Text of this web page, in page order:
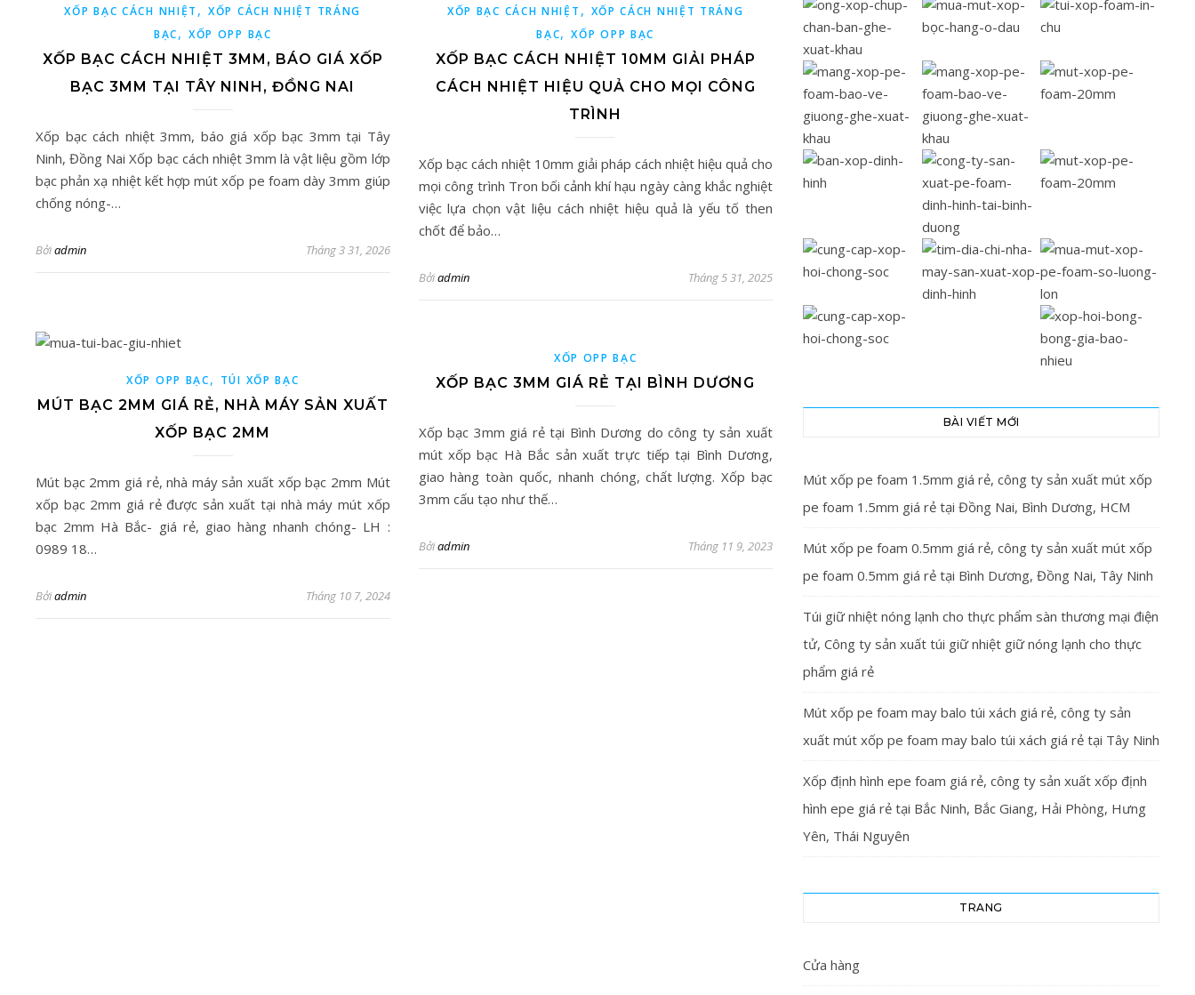
XỐP BẠC CÁCH NHIỆT ,XỐP CÁCH NHIỆT TRÁNG
BẠC, XỐP OPP BẠC
XỐP BẠC CÁCH NHIỆT 3MM, BÁO GIÁ XỐP
BẠC 3MM TẠI TÂY NINH, ĐỒNG NAI
Xốp bạc cách nhiệt 3mm, báo giá xốp bạc 3mm tại Tây
Ninh, Đồng Nai Xốp bạc cách nhiệt 3mm là vật liệu gồm lớp
bạc phản xạ nhiệt kết hợp mút xốp pe foam dày 3mm giúp
chống nóng-…
Bởiadmin Tháng 3 31, 2026
XỐP BẠC CÁCH NHIỆT , XỐP CÁCH NHIỆT TRÁNG
BẠC,XỐP OPP BẠC
XỐP BẠC CÁCH NHIỆT 10MM GIẢI PHÁP
CÁCH NHIỆT HIỆU QUẢ CHO MỌI CÔNG
TRÌNH
Xốp bạc cách nhiệt 10mm giải pháp cách nhiệt hiệu quả cho
mọi công trình Tron bối cảnh khí hạu ngày càng khắc nghiệt
việc lựa chọn vật liệu cách nhiệt hiệu quả là yếu tố then
chốt để bảo…
Bởiadmin Tháng 5 31, 2025
XỐP OPP BẠC, TÚI XỐP BẠC
MÚT BẠC 2MM GIÁ RẺ, NHÀ MÁY SẢN XUẤT
XỐP BẠC 2MM
Mút bạc 2mm giá rẻ, nhà máy sản xuất xốp bạc 2mm Mút
xốp bạc 2mm giá rẻ được sản xuất tại nhà máy mút xốp
bạc 2mm Hà Bắc- giá rẻ, giao hàng nhanh chóng- LH :
0989 18…
Bởiadmin Tháng 10 7, 2024
XỐP OPP BẠC
XỐP BẠC 3MM GIÁ RẺ TẠI BÌNH DƯƠNG
Xốp bạc 3mm giá rẻ tại Bình Dương do công ty sản xuất
mút xốp bạc Hà Bắc sản xuất trực tiếp tại Bình Dương,
giao hàng toàn quốc, nhanh chóng, chất lượng. Xốp bạc
3mm cấu tạo như thế…
Bởiadmin Tháng 11 9, 2023
BÀI VIẾT MỚI
Mút xốp pe foam 1.5mm giá rẻ, công ty sản xuất mút xốp
pe foam 1.5mm giá rẻ tại Đồng Nai, Bình Dương, HCM
Mút xốp pe foam 0.5mm giá rẻ, công ty sản xuất mút xốp
pe foam 0.5mm giá rẻ tại Bình Dương, Đồng Nai, Tây Ninh
Túi giữ nhiệt nóng lạnh cho thực phẩm sàn thương mại điện
tử, Công ty sản xuất túi giữ nhiệt giữ nóng lạnh cho thực
phẩm giá rẻ
Mút xốp pe foam may balo túi xách giá rẻ, công ty sản
xuất mút xốp pe foam may balo túi xách giá rẻ tại Tây Ninh
Xốp định hình epe foam giá rẻ, công ty sản xuất xốp định
hình epe giá rẻ tại Bắc Ninh, Bắc Giang, Hải Phòng, Hưng
Yên, Thái Nguyên
TRANG
Cửa hàng